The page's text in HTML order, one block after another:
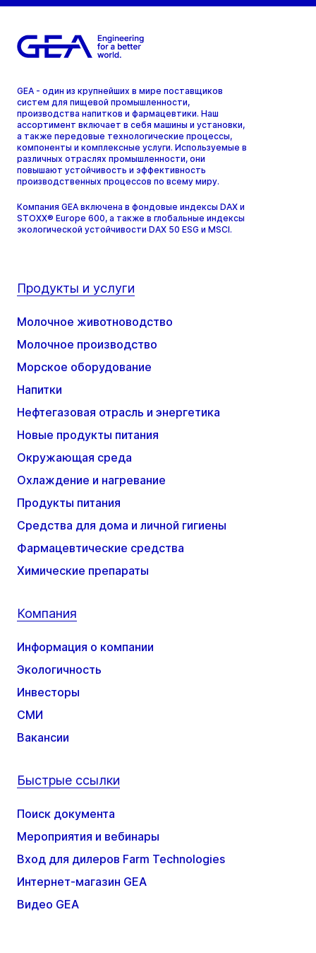
GEA - один из крупнейших в мире поставщиков
систем для пищевой промышленности,
производства напитков и фармацевтики. Наш
ассортимент включает в себя машины и установки,
а также передовые технологические процессы,
компоненты и комплексные услуги. Используемые в
различных отраслях промышленности, они
повышают устойчивость и эффективность
производственных процессов по всему миру.
Компания GEA включена в фондовые индексы DAX и
STOXX® Europe 600, а также в глобальные индексы
экологической устойчивости DAX 50 ESG и MSCI.
Продукты и услуги
Молочное животноводство
Молочное производство
Морское оборудование
Напитки
Нефтегазовая отрасль и энергетика
Новые продукты питания
Окружающая среда
Охлаждение и нагревание
Продукты питания
Средства для дома и личной гигиены
Фармацевтические средства
Химические препараты
Компания
Информация о компании
Экологичность
Инвесторы
СМИ
Вакансии
Быстрые ссылки
Поиск документа
Мероприятия и вебинары
Вход для дилеров Farm Technologies
Интернет-магазин GEA
Видео GEA